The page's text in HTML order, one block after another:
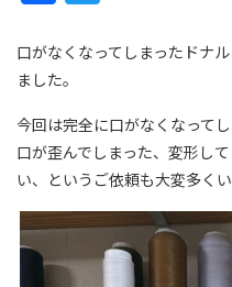
口がなくなってしまったドナ
ました。
今回は完全に口がなくなって
口が歪んでしまった、変形し
い、というご依頼も大変多く